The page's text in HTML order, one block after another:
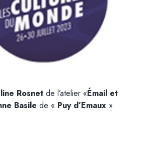
Rosnet de l’atelier «Émail et
Basile de « Puy d’Emaux »